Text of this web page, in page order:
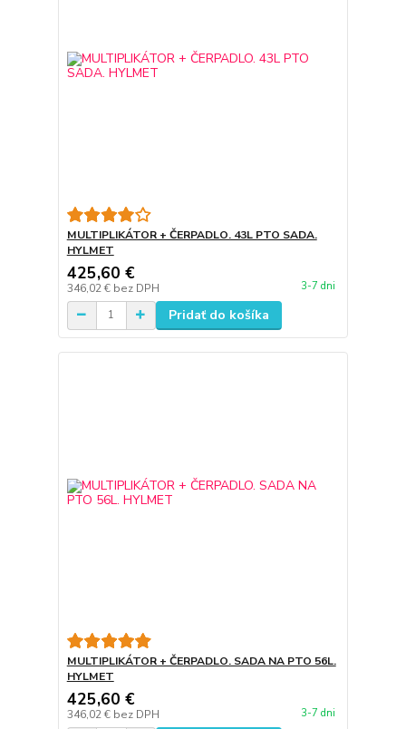
MULTIPLIKÁTOR + ČERPADLO. 43L PTO SADA.
HYLMET
425,60 €
346,02 € bez DPH 3-7 dni
Pridať do košíka
MULTIPLIKÁTOR + ČERPADLO. SADA NA PTO 56L.
HYLMET
425,60 €
346,02 € bez DPH 3-7 dni